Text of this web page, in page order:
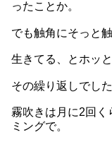
ったことか。
でも触角にそっと
生きてる、とホッと
その繰り返しでした
霧吹きは月に2回く
ミングで。